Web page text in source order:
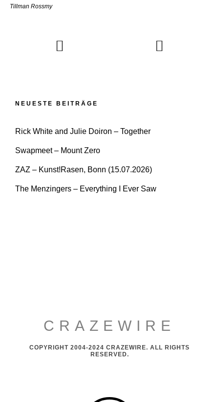
Tillman Rossmy
NEUESTE BEITRÄGE
Rick White and Julie Doiron – Together
Swapmeet – Mount Zero
ZAZ – Kunst!Rasen, Bonn (15.07.2026)
The Menzingers – Everything I Ever Saw
CRAZEWIRE
COPYRIGHT 2004-2024 CRAZEWIRE. ALL RIGHTS
RESERVED.